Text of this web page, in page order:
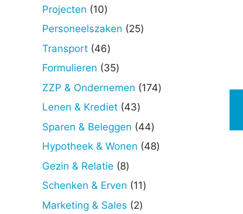
Projecten 1010
producten
Personeelszaken 2525
Transport 4646
producten
Formulieren 3535
producten
ZZP & Ondernemen 174174
Lenen & Krediet 4343
producten
Sparen & Beleggen 4444
producten
Hypotheek & Wonen 4848
Gezin & Relatie 88
producten
Schenken & Erven 1111
Marketing & Sales 22